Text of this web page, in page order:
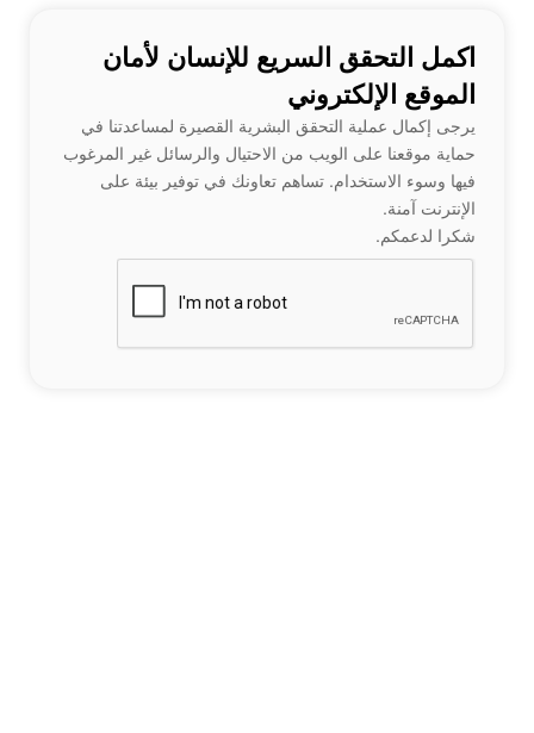
اكمل التحقق السريع للإنسان لأمان
الموقع الإلكتروني
يرجى إكمال عملية التحقق البشرية القصيرة لمساعدتنا في
حماية موقعنا على الويب من الاحتيال والرسائل غير المرغوب
فيها وسوء الاستخدام. تساهم تعاونك في توفير بيئة على
الإنترنت آمنة.
شكرا لدعمكم.